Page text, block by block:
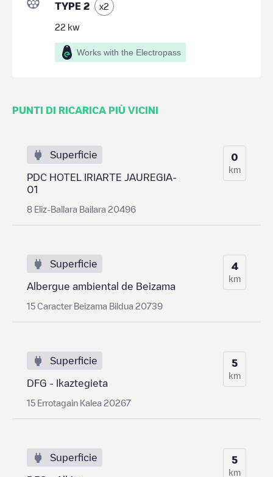
TYPE 2 x2
22 kw
Works with the Electropass
PUNTI DI RICARICA PIÙ VICINI
Superficie
PDC HOTEL IRIARTE JAUREGIA-
01
8 Eliz-Ballara Bailara 20496
0
km
Superficie
Albergue ambiental de Beizama
15 Caracter Beizama Bildua 20739
4
km
Superficie
DFG - Ikaztegieta
15 Errotagain Kalea 20267
5
km
Superficie 5
km